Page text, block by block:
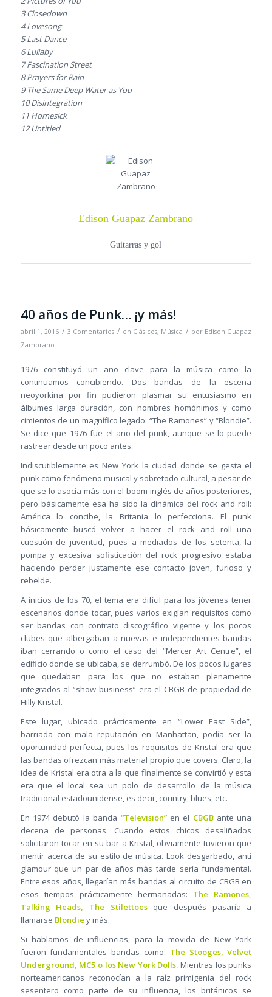
3 Closedown
4 Lovesong
5 Last Dance
6 Lullaby
7 Fascination Street
8 Prayers for Rain
9 The Same Deep Water as You
10 Disintegration
11 Homesick
12 Untitled
Edison Guapaz Zambrano
Guitarras y gol
40 años de Punk… ¡y más!
abril 1, 2016 / 3 Comentarios / en Clásicos, Música / por Edison Guapaz
Zambrano
1976 constituyó un año clave para la música como la
continuamos concibiendo. Dos bandas de la escena
neoyorkina por fin pudieron plasmar su entusiasmo en
álbumes larga duración, con nombres homónimos y como
cimientos de un magnífico legado: “The Ramones” y “Blondie”.
Se dice que 1976 fue el año del punk, aunque se lo puede
rastrear desde un poco antes.
Indiscutiblemente es New York la ciudad donde se gesta el
punk como fenómeno musical y sobretodo cultural, a pesar de
que se lo asocia más con el boom inglés de años posteriores,
pero básicamente esa ha sido la dinámica del rock and roll:
América lo concibe, la Britania lo perfecciona. El punk
básicamente buscó volver a hacer el rock and roll una
cuestión de juventud, pues a mediados de los setenta, la
pompa y excesiva sofisticación del rock progresivo estaba
haciendo perder justamente ese contacto joven, furioso y
rebelde.
A inicios de los 70, el tema era difícil para los jóvenes tener
escenarios donde tocar, pues varios exigían requisitos como
ser bandas con contrato discográfico vigente y los pocos
clubes que albergaban a nuevas e independientes bandas
iban cerrando o como el caso del “Mercer Art Centre”, el
edificio donde se ubicaba, se derrumbó. De los pocos lugares
que quedaban para los que no estaban plenamente
integrados al “show business” era el CBGB de propiedad de
Hilly Kristal.
Este lugar, ubicado prácticamente en “Lower East Side”,
barriada con mala reputación en Manhattan, podía ser la
oportunidad perfecta, pues los requisitos de Kristal era que
las bandas ofrezcan más material propio que covers. Claro, la
idea de Kristal era otra a la que finalmente se convirtió y esta
era que el local sea un polo de desarrollo de la música
tradicional estadounidense, es decir, country, blues, etc.
En 1974 debutó la banda “Television”en el CBGBante una
decena de personas. Cuando estos chicos desaliñados
solicitaron tocar en su bar a Kristal, obviamente tuvieron que
mentir acerca de su estilo de música. Look desgarbado, anti
glamour que un par de años más tarde sería fundamental.
Entre esos años, llegarían más bandas al circuito de CBGB en
esos tiempos prácticamente hermanadas: The Ramones,
Talking Heads, The Stilettoesque después pasaría a
llamarse Blondie y más.
Si hablamos de influencias, para la movida de New York
fueron fundamentales bandas como: The Stooges, Velvet
Underground, MC5 o los New York Dolls. Mientras los punks
norteamericanos reconocían a la raíz primigenia del rock
sesentero como parte de su influencia, los británicos se